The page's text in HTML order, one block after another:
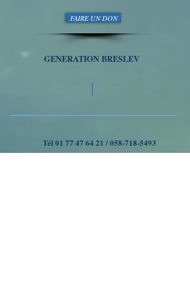
FAIRE UN DON
GENERATION BRESLEV
Tél 01 77 47 64 21 /058-718-5493